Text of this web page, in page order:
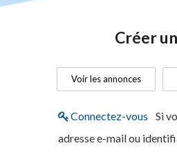
Créer
Voir les annonces
Connectez-vous